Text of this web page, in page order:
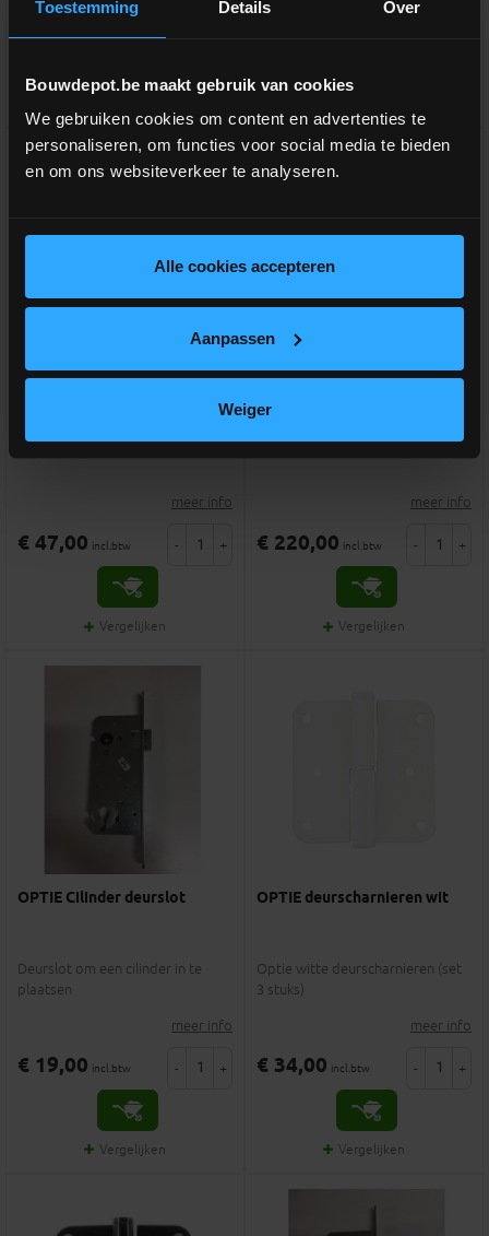
Toestemming Details Over
Bouwdepot.be maakt gebruik van cookies
We gebruiken cookies om content en advertenties te
personaliseren, om functies voor social media te bieden
en om ons websiteverkeer te analyseren.
Alle cookies accepteren
Aanpassen
Weiger
€ 41,00 € 41,00
Inkorten deur (per deur)
Optie maatwerk van deuren
meer info
€ 47,00 incl.btw - +
Vergelijken
OPTIE 3-punt cilinderslot
Meerprijs voor 3 punt slot
meer info
€ 220,00 incl.btw - +
Vergelijken
OPTIE Cilinder deurslot
Deurslot om een cilinder in te
plaatsen
meer info
€ 19,00 incl.btw - +
Vergelijken
OPTIE deurscharnieren wit
Optie witte deurscharnieren (set
3 stuks)
meer info
€ 34,00 incl.btw - +
Vergelijken